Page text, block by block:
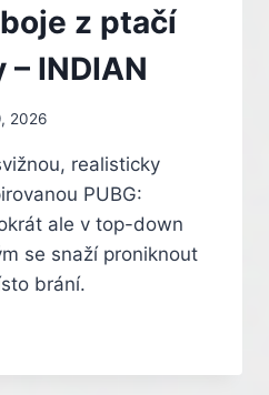
z ptačí
INDIAN
2026
realisticky
PUBG:
ale v top-down
se snaží proniknout
brání.